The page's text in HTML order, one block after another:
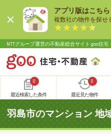
アプリ版はこちら
複数社の物件を探せ
NTTグループ運営の不動産総合サイト goo住宅
0
最近検索した条件
0
最近見た物件
羽島市のマンション 地